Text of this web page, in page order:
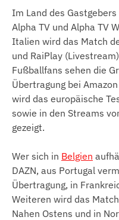
Im Land des
Alpha TV und Alpha TV
Italien wird das Match
und RaiPlay
Fußballfans sehen die
Übertragung bei
wird das europäische
sowie in den Streams
gezeigt.
Wer sich in Belgien
DAZN, aus Portugal
Übertragung, in
Weiteren wird das
Nahen Ostens und in